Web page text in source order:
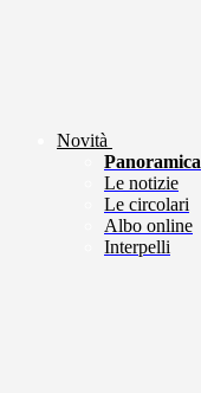
Novità
Panoramica
Le notizie
Le circolari
Albo online
Interpelli